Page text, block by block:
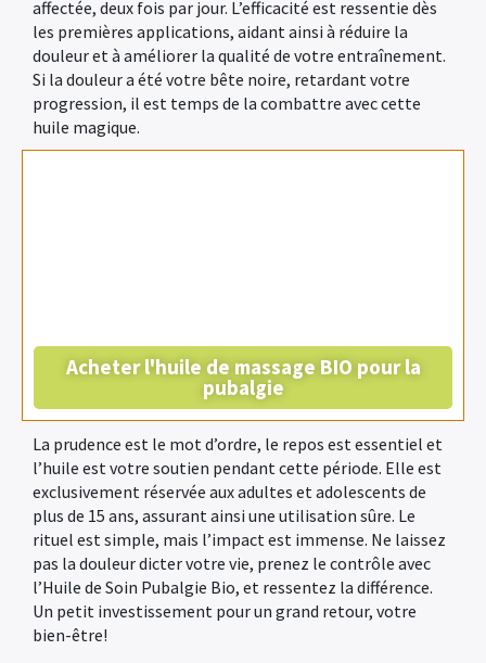
affectée, deux fois par jour. L’efficacité est ressentie dès
les premières applications, aidant ainsi à réduire la
douleur et à améliorer la qualité de votre entraînement.
Si la douleur a été votre bête noire, retardant votre
progression, il est temps de la combattre avec cette
huile magique.
Acheter l'huile de massage BIO pour la
pubalgie
La prudence est le mot d’ordre, le repos est essentiel et
l’huile est votre soutien pendant cette période. Elle est
exclusivement réservée aux adultes et adolescents de
plus de 15 ans, assurant ainsi une utilisation sûre. Le
rituel est simple, mais l’impact est immense. Ne laissez
pas la douleur dicter votre vie, prenez le contrôle avec
l’Huile de Soin Pubalgie Bio, et ressentez la différence.
Un petit investissement pour un grand retour, votre
bien-être!
×